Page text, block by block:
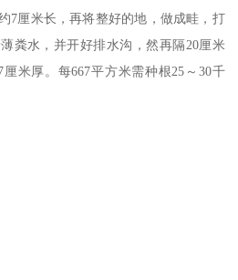
7厘米长，再将整好的地，做成畦，打
粪水，并开好排水沟，然再隔20厘米
米厚。每667平方米需种根25～30千